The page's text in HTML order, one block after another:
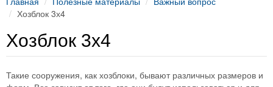
Хозблок 3х4
Хозблок 3х4
Такие сооружения, как хозблоки, бывают различных размеров и